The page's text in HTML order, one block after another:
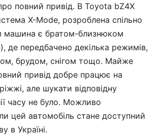
повний привід. В Toyota bZ4X
X-Mode, розроблена спільно
машина є братом-близнюком
де передбачено декілька режимів,
брудом, снігом тощо. Майже
привід добре працює на
але шукати відповідну
часу не було. Можливо
цей автомобіль стане доступний
в Україні.